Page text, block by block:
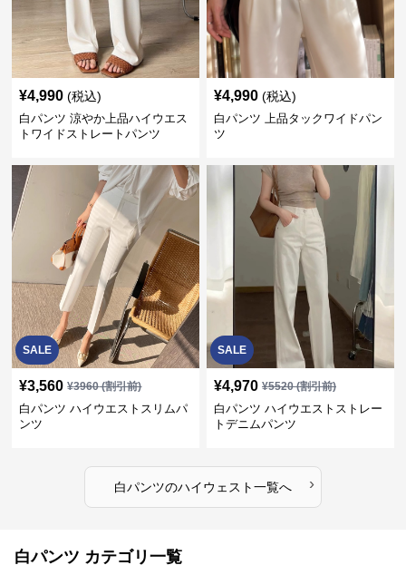
¥4,990 (税込)
白パンツ 涼やか上品ハイウエス
トワイドストレートパンツ
¥4,990 (税込)
白パンツ 上品タックワイドパン
ツ
SALE
¥3,560 ¥3960(割引前)
白パンツ ハイウエストスリムパ
ンツ
SALE
¥4,970 ¥5520(割引前)
白パンツ ハイウエストストレー
トデニムパンツ
白パンツのハイウェスト一覧へ ›
白パンツ カテゴリ一覧